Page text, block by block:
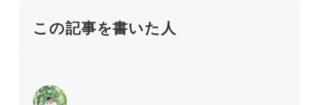
この記事を書いた人